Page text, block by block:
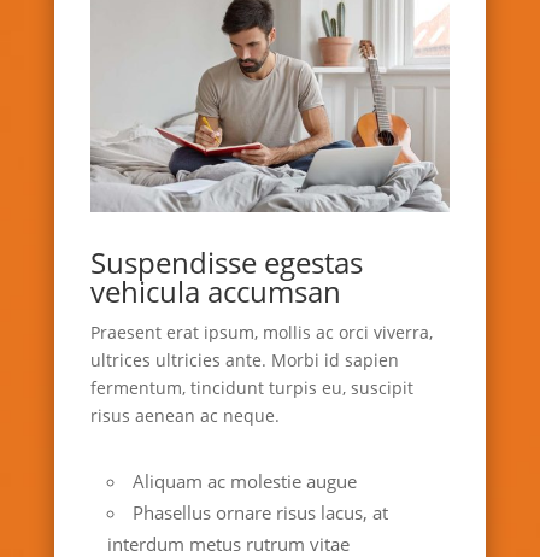
Suspendisse egestas
vehicula accumsan
Praesent erat ipsum, mollis ac orci viverra,
ultrices ultricies ante. Morbi id sapien
fermentum, tincidunt turpis eu, suscipit
risus aenean ac neque.
Aliquam ac molestie augue
Phasellus ornare risus lacus, at
interdum metus rutrum vitae